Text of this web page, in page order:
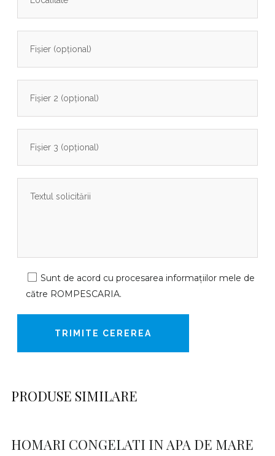
Sunt de acord cu procesarea informațiilor mele de
către ROMPESCARIA.
PRODUSE SIMILARE
HOMARI CONGELATI IN APA DE MARE